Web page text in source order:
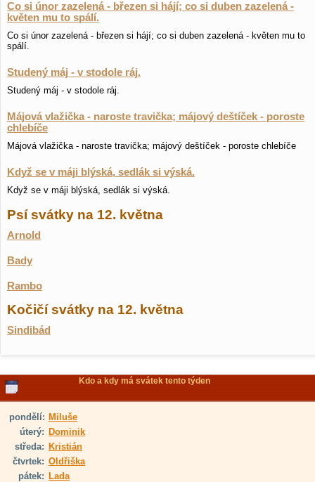
Co si únor zazelená - březen si hájí; co si duben zazelená -
květen mu to spálí.
Co si únor zazelená - březen si hájí; co si duben zazelená - květen mu to
spálí.
Studený máj - v stodole ráj.
Studený máj - v stodole ráj.
Májová vlažička - naroste travička; májový deštíček - poroste
chlebíče
Májová vlažička - naroste travička; májový deštíček - poroste chlebíče
Když se v máji blýská, sedlák si výská.
Když se v máji blýská, sedlák si výská.
Psí svátky na 12. května
Arnold
Bady
Rambo
Kočičí svátky na 12. května
Sindibád
Kdo a kdy má svátek tento týden
pondělí: Miluše
úterý: Dominik
středa: Kristián
čtvrtek: Oldřiška
pátek: Lada